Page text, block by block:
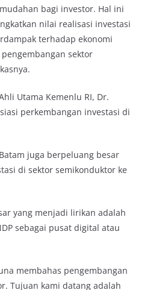
bagi investor. Hal ini
nilai realisasi investasi
terhadap ekonomi
sektor
Utama Kemenlu RI, Dr.
perkembangan investasi di
juga berpeluang besar
di sektor semikonduktor ke
yang menjadi lirikan adalah
sebagai pusat digital atau
membahas pengembangan
Tujuan kami datang adalah